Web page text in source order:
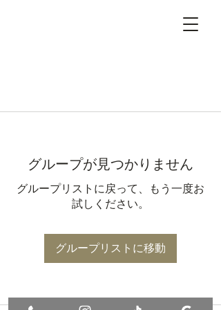
グループが見つかりません
グループリストに戻って、もう一度お
試しください。
グループリストに移動